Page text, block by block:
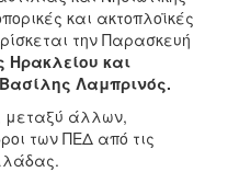
και ακτοπλοϊκές
την Παρασκευή
Ηρακλείου και
Λαμπρινός.
μεταξύ άλλων,
των ΠΕΔ από τις